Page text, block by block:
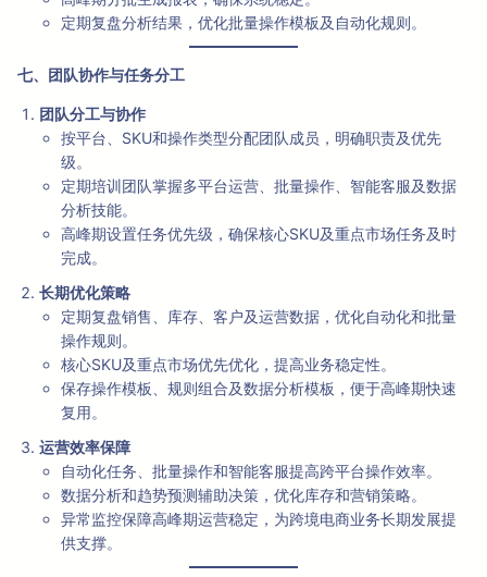
定期复盘分析结果，优化批量操作模板及自动化规则。
七、团队协作与任务分工
团队分工与协作
按平台、SKU和操作类型分配团队成员，明确职责及优先
级。
定期培训团队掌握多平台运营、批量操作、智能客服及数据
分析技能。
高峰期设置任务优先级，确保核心SKU及重点市场任务及时
完成。
长期优化策略
定期复盘销售、库存、客户及运营数据，优化自动化和批量
操作规则。
核心SKU及重点市场优先优化，提高业务稳定性。
保存操作模板、规则组合及数据分析模板，便于高峰期快速
复用。
运营效率保障
自动化任务、批量操作和智能客服提高跨平台操作效率。
数据分析和趋势预测辅助决策，优化库存和营销策略。
异常监控保障高峰期运营稳定，为跨境电商业务长期发展提
供支撑。